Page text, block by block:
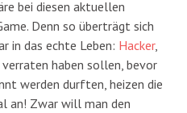
bei diesen aktuellen
Denn so überträgt sich
in das echte Leben: Hacker,
haben sollen, bevor
werden durften, heizen die
an! Zwar will man den